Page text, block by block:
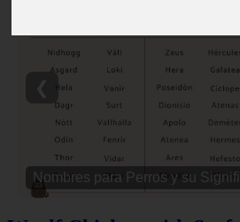
Nombres para Perros y su